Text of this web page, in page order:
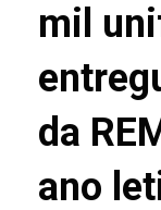
mil
da
ano